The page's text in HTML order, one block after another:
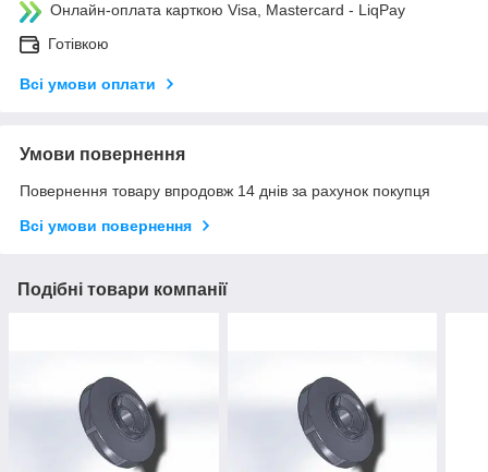
Онлайн-оплата карткою Visa, Mastercard - LiqPay
Готівкою
Всі умови оплати
Умови повернення
Повернення товару впродовж 14 днів за рахунок покупця
Всі умови повернення
Подібні товари компанії